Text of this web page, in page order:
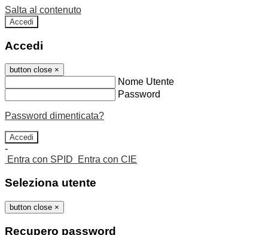
Salta al contenuto
Accedi
Accedi
button close ×
Nome Utente
Password
Password dimenticata?
-
Entra con SPID
Entra con CIE
Seleziona utente
button close ×
Recupero password